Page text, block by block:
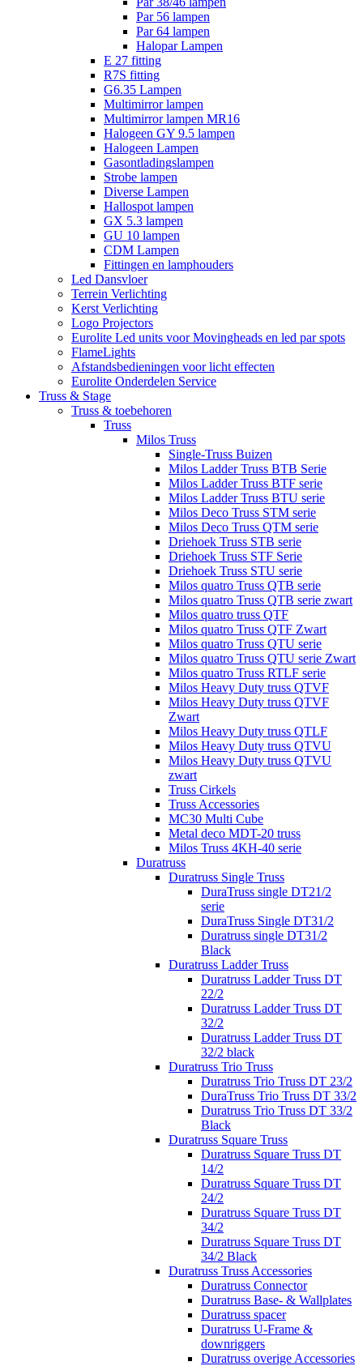
Par 56 lampen
Par 64 lampen
Halopar Lampen
E 27 fitting
R7S fitting
G6.35 Lampen
Multimirror lampen
Multimirror lampen MR16
Halogeen GY 9.5 lampen
Halogeen Lampen
Gasontladingslampen
Strobe lampen
Diverse Lampen
Hallospot lampen
GX 5.3 lampen
GU 10 lampen
CDM Lampen
Fittingen en lamphouders
Led Dansvloer
Terrein Verlichting
Kerst Verlichting
Logo Projectors
Eurolite Led units voor Movingheads en led par spots
FlameLights
Afstandsbedieningen voor licht effecten
Eurolite Onderdelen Service
Truss & Stage
Truss & toebehoren
Truss
Milos Truss
Single-Truss Buizen
Milos Ladder Truss BTB Serie
Milos Ladder Truss BTF serie
Milos Ladder Truss BTU serie
Milos Deco Truss STM serie
Milos Deco Truss QTM serie
Driehoek Truss STB serie
Driehoek Truss STF Serie
Driehoek Truss STU serie
Milos quatro Truss QTB serie
Milos quatro Truss QTB serie zwart
Milos quatro truss QTF
Milos quatro Truss QTF Zwart
Milos quatro Truss QTU serie
Milos quatro Truss QTU serie Zwart
Milos quatro Truss RTLF serie
Milos Heavy Duty truss QTVF
Milos Heavy Duty truss QTVF
Zwart
Milos Heavy Duty truss QTLF
Milos Heavy Duty truss QTVU
Milos Heavy Duty truss QTVU
zwart
Truss Cirkels
Truss Accessories
MC30 Multi Cube
Metal deco MDT-20 truss
Milos Truss 4KH-40 serie
Duratruss
Duratruss Single Truss
DuraTruss single DT21/2
serie
DuraTruss Single DT31/2
Duratruss single DT31/2
Black
Duratruss Ladder Truss
Duratruss Ladder Truss DT
22/2
Duratruss Ladder Truss DT
32/2
Duratruss Ladder Truss DT
32/2 black
Duratruss Trio Truss
Duratruss Trio Truss DT 23/2
DuraTruss Trio Truss DT 33/2
Duratruss Trio Truss DT 33/2
Black
Duratruss Square Truss
Duratruss Square Truss DT
14/2
Duratruss Square Truss DT
24/2
Duratruss Square Truss DT
34/2
Duratruss Square Truss DT
34/2 Black
Duratruss Truss Accessories
Duratruss Connector
Duratruss Base- & Wallplates
Duratruss spacer
Duratruss U-Frame &
downriggers
Duratruss overige Accessories